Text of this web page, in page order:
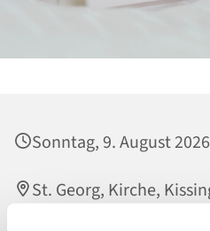
Sonntag, 9. August
St. Georg, Kirche,